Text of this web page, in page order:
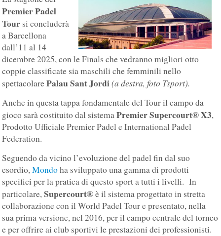
Premier Padel
Tour si concluderà
a Barcellona
dall’11 al 14
dicembre 2025, con le Finals che vedranno migliori otto
coppie classificate sia maschili che femminili nello
spettacolarePalau Sant Jordi(a destra, foto Tsport).
Anche in questa tappa fondamentale del Tour il campo da
gioco sarà costituito dal sistemaPremier Supercourt® X3,
Prodotto Ufficiale Premier Padel e International Padel
Federation.
Seguendo da vicino l’evoluzione del padel fin dal suo
esordio,Mondoha sviluppato una gamma di prodotti
specifici per la pratica di questo sport a tutti i livelli. In
particolare,Supercourt®è il sistema progettato in stretta
collaborazione con il World Padel Tour e presentato, nella
sua prima versione, nel 2016, per il campo centrale del torneo
e per offrire ai club sportivi le prestazioni dei professionisti.